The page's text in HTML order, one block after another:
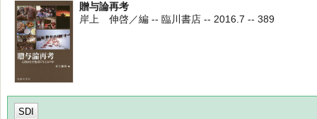
贈与論再考
岸上 伸啓／編 -- 臨川書店 -- 2016.7 -- 389
SDI